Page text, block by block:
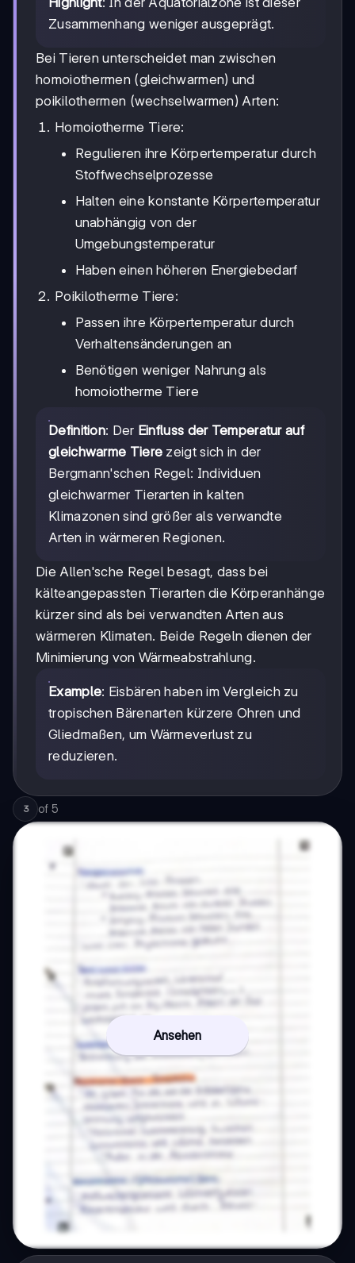
Zusammenhang weniger ausgeprägt.
Bei Tieren unterscheidet man zwischen
homoiothermen (gleichwarmen) und
poikilothermen (wechselwarmen) Arten:
Homoiotherme Tiere:
Regulieren ihre Körpertemperatur durch
Stoffwechselprozesse
Halten eine konstante Körpertemperatur
unabhängig von der
Umgebungstemperatur
Haben einen höheren Energiebedarf
Poikilotherme Tiere:
Passen ihre Körpertemperatur durch
Verhaltensänderungen an
Benötigen weniger Nahrung als
homoiotherme Tiere
Definition: Der Einfluss der Temperatur auf
gleichwarme Tiere zeigt sich in der
Bergmann'schen Regel: Individuen
gleichwarmer Tierarten in kalten
Klimazonen sind größer als verwandte
Arten in wärmeren Regionen.
Die Allen'sche Regel besagt, dass bei
kälteangepassten Tierarten die Körperanhänge
kürzer sind als bei verwandten Arten aus
wärmeren Klimaten. Beide Regeln dienen der
Minimierung von Wärmeabstrahlung.
Example: Eisbären haben im Vergleich zu
tropischen Bärenarten kürzere Ohren und
Gliedmaßen, um Wärmeverlust zu
reduzieren.
3 of 5
Ansehen